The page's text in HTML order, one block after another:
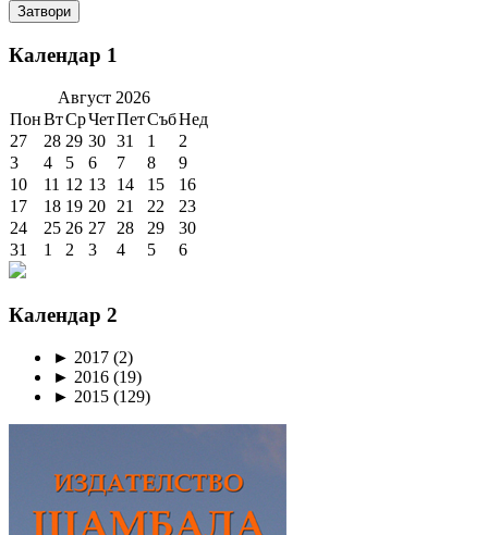
Затвори
Календар 1
Август 2026
ПонВтСрЧетПетСъбНед
27
28 29 30 31 1
2
3
4 5 6 7 8
9
10
11 12 13 14 15
16
17
18 19 20 21 22
23
24
25 26 27 28 29
30
31
1 2 3 4 5 6
Календар 2
► 2017 (2)
► 2016 (19)
► 2015 (129)